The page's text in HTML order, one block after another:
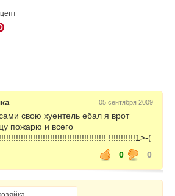
05 сентября 2009
свою хуентель ебал я врот
пожарю и всего
!!!!!!!!!!!1>-(
0
0